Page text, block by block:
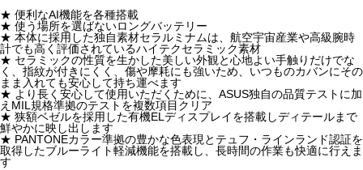
★ 便利なAI機能を各種搭載
★ 使う場所を選ばないロングバッテリー
★ 本体に採用した独自素材セラルミナムは、航空宇宙産業や高級腕時
計でも高く評価されているハイテクセラミック素材
★ セラミックの性質を生かした美しい外観と心地よい手触りだけでな
く、指紋が付きにくく、傷や摩耗にも強いため、いつものカバンにその
まま入れても安心して持ち運べます
★ より長く安心して使用いただくために、ASUS独自の品質テストに加
えMIL規格準拠のテストを複数項目クリア
★ 狭額ベゼルを採用した有機ELディスプレイを搭載しディテールまで
鮮やかに映し出します
★ PANTONEカラー準拠の豊かな色表現とテュフ・ラインランド認証を
取得したブルーライト軽減機能を搭載し、長時間の作業も快適に行えま
す